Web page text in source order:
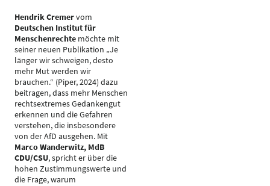
Hendrik Cremervom
Deutschen Institut für
Menschenrechte möchte mit
seiner neuen Publikation „Je
länger wir schweigen, desto
mehr Mut werden wir
brauchen.“ (Piper, 2024) dazu
beitragen, dass mehr Menschen
rechtsextremes Gedankengut
erkennen und die Gefahren
verstehen, die insbesondere
von der AfD ausgehen. Mit
Marco Wanderwitz, MdB
CDU/CSU, spricht er über die
hohen Zustimmungswerte und
die Frage, warum